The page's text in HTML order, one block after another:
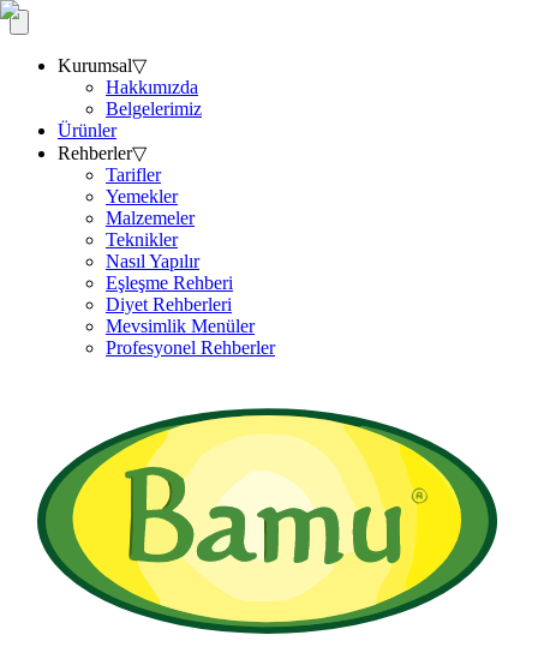
Kurumsal▽
Hakkımızda
Belgelerimiz
Ürünler
Rehberler▽
Tarifler
Yemekler
Malzemeler
Teknikler
Nasıl Yapılır
Eşleşme Rehberi
Diyet Rehberleri
Mevsimlik Menüler
Profesyonel Rehberler